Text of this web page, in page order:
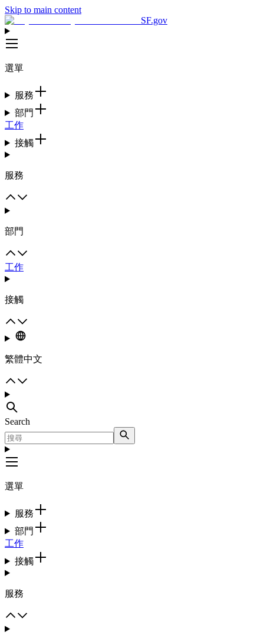
Skip to main content
SF.gov
選單
服務
部門
工作
接觸
服務
部門
工作
接觸
繁體中文
Search
選單
服務
部門
工作
接觸
服務